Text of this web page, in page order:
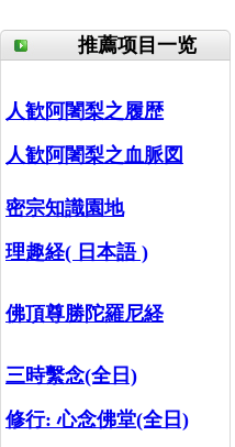
推薦项目一览
人歓阿闍梨之履歴
人歓阿闍梨之血脈図
密宗知識園地
理趣経( 日本語 )
佛頂尊勝陀羅尼経
三時繫念(全日)
修行:心念佛堂(全日)